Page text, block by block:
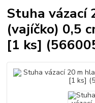
Stuha vázací
(vajíčko) 0,5
[1 ks]